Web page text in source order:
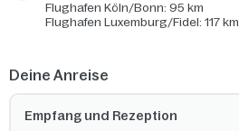
Flughafen Köln/Bonn: 95 km
Flughafen Luxemburg/Fidel: 117 km
Deine Anreise
Empfang und Rezeption